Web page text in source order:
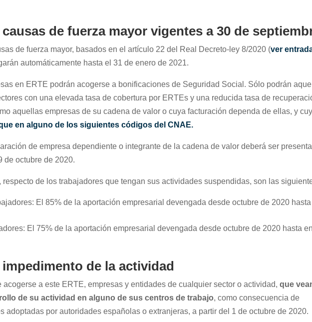
de fuerza mayor vigentes a 30 de
de fuerza mayor, basados en el artículo 22 del Real Decreto-ley 8/2020 (ver
automáticamente hasta el 31 de enero de 2021.
en ERTE podrán acogerse a bonificaciones de Seguridad Social. Sólo podrán
con una elevada tasa de cobertura por ERTEs y una reducida tasa de
aquellas empresas de su cadena de valor o cuya facturación dependa de ellas, y
en alguno de los siguientes códigos del CNAE.
de empresa dependiente o integrante de la cadena de valor deberá ser
de octubre de 2020.
respecto de los trabajadores que tengan sus actividades suspendidas, son las
El 85% de la aportación empresarial devengada desde octubre de 2020 hasta
El 75% de la aportación empresarial devengada desde octubre de 2020 hasta
impedimento de la actividad
acogerse a este ERTE, empresas y entidades de cualquier sector o actividad,que
de su actividad en alguno de sus centros de trabajo, como consecuencia de
adoptadas por autoridades españolas o extranjeras, a partir del 1 de octubre de 2020.